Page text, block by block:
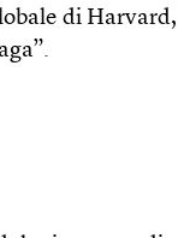
di Harvard,